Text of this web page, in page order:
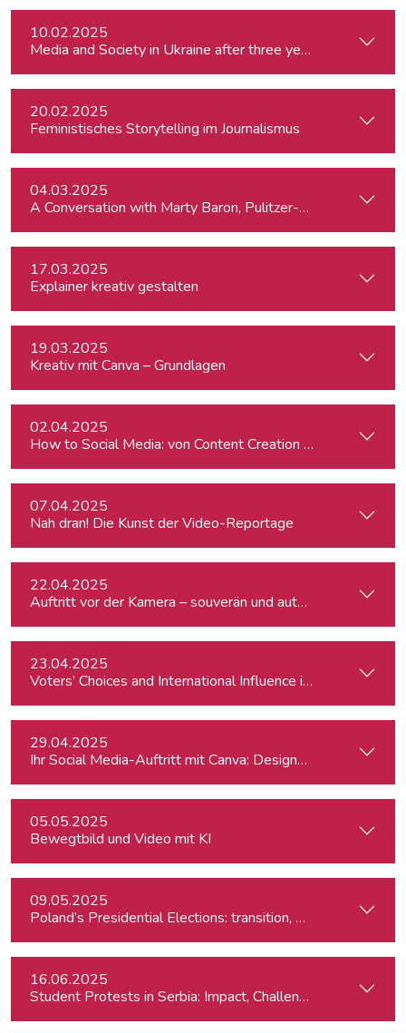
10.02.2025
Media and Society in Ukraine after three years of war.
20.02.2025
Feministisches Storytelling im Journalismus
04.03.2025
A Conversation with Marty Baron, Pulitzer-winning US
17.03.2025
Explainer kreativ gestalten
19.03.2025
Kreativ mit Canva – Grundlagen
02.04.2025
How to Social Media: von Content Creation bis zum
07.04.2025
Nah dran! Die Kunst der Video-Reportage
22.04.2025
Auftritt vor der Kamera – souverän und authentisch
23.04.2025
Voters’ Choices and International Influence in Romania’s
29.04.2025
Ihr Social Media-Auftritt mit Canva: Designs, die begeistern
05.05.2025
Bewegtbild und Video mit KI
09.05.2025
Poland’s Presidential Elections: transition, migration, war,
16.06.2025
Student Protests in Serbia: Impact, Challenges, and